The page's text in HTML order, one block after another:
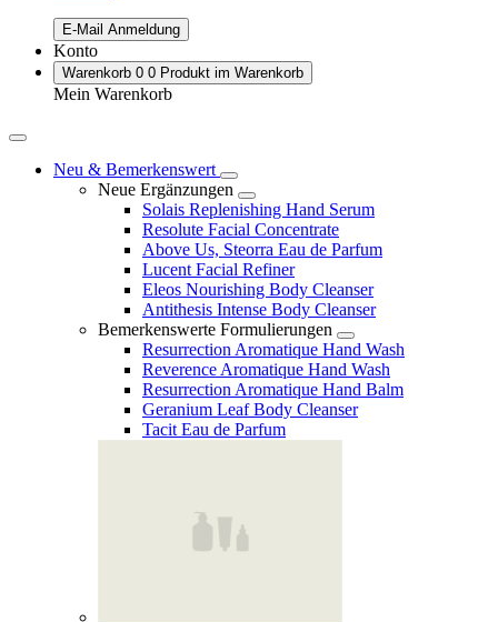
E-Mail Anmeldung
Konto
Warenkorb 0 0 Produkt im Warenkorb
Mein Warenkorb
Neu & Bemerkenswert
Neue Ergänzungen
Solais Replenishing Hand Serum
Resolute Facial Concentrate
Above Us, Steorra Eau de Parfum
Lucent Facial Refiner
Eleos Nourishing Body Cleanser
Antithesis Intense Body Cleanser
Bemerkenswerte Formulierungen
Resurrection Aromatique Hand Wash
Reverence Aromatique Hand Wash
Resurrection Aromatique Hand Balm
Geranium Leaf Body Cleanser
Tacit Eau de Parfum